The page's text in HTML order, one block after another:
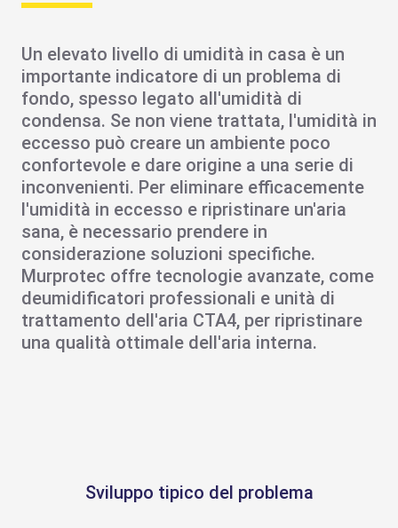
Un elevato livello di umidità in casa è un
importante indicatore di un problema di
fondo, spesso legato all'umidità di
condensa. Se non viene trattata, l'umidità in
eccesso può creare un ambiente poco
confortevole e dare origine a una serie di
inconvenienti. Per eliminare efficacemente
l'umidità in eccesso e ripristinare un'aria
sana, è necessario prendere in
considerazione soluzioni specifiche.
Murprotec offre tecnologie avanzate, come
deumidificatori professionali e unità di
trattamento dell'aria CTA4, per ripristinare
una qualità ottimale dell'aria interna.
Sviluppo tipico del problema